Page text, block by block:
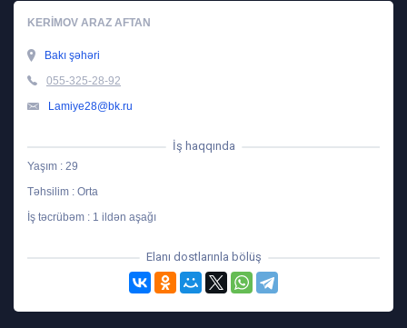
KERIMOV ARAZ AFTAN
Bakı şəhəri
055-325-28-92
Lamiye28@bk.ru
İş haqqında
Yaşım : 29
Təhsilim : Orta
İş təcrübəm : 1 ildən aşağı
Elanı dostlarınla bölüş